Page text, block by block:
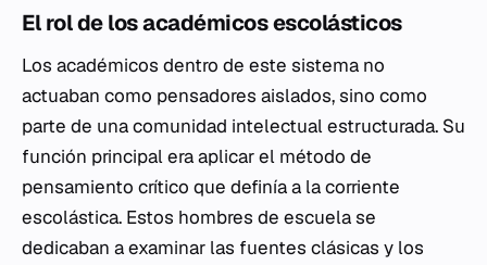
El rol de los académicos escolásticos
Los académicos dentro de este sistema no
actuaban como pensadores aislados, sino como
parte de una comunidad intelectual estructurada. Su
función principal era aplicar el método de
pensamiento crítico que definía a la corriente
escolástica. Estos hombres de escuela se
dedicaban a examinar las fuentes clásicas y los